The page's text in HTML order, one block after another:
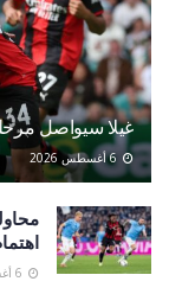
غيلا سيواصل